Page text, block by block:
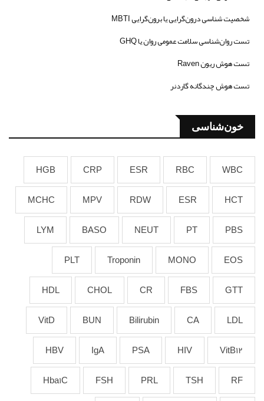
شخصیت شناسی درون‌گرایی یا برون‌گرایی MBTI
تست روان‌شناسی سلامت عمومی روان یا GHQ
تست هوش ریون Raven
تست هوش چندگانه گاردنر
خون‌شناسی
WBC
RBC
ESR
CRP
HGB
HCT
ESR
RDW
MPV
MCHC
PBS
PT
NEUT
BASO
LYM
EOS
MONO
Troponin
PLT
GTT
FBS
CR
CHOL
HDL
LDL
CA
Bilirubin
BUN
VitD
VitB12
HIV
PSA
IgA
HBV
RF
TSH
PRL
FSH
Hba1C